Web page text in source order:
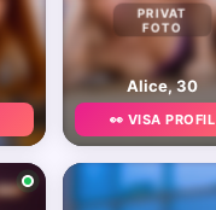
PRIVAT
FOTO
Alice, 30
👀 VISA PROFIL